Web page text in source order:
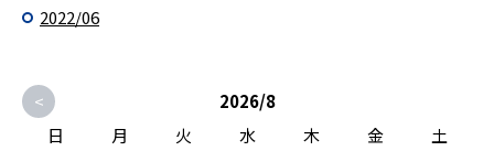
2022/06
<
2026/8
日
月 火 水 木 金
土